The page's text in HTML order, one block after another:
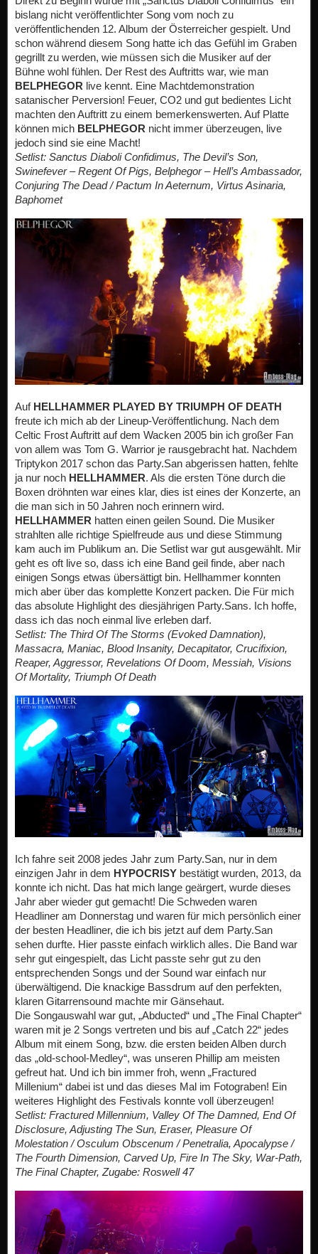
bislang nicht veröffentlichter Song vom noch zu
veröffentlichenden 12. Album der Österreicher gespielt. Und
schon während diesem Song hatte ich das Gefühl im Graben
gegrillt zu werden, wie müssen sich die Musiker auf der
Bühne wohl fühlen. Der Rest des Auftritts war, wie man
BELPHEGOR live kennt. Eine Machtdemonstration
satanischer Perversion! Feuer, CO2 und gut bedientes Licht
machten den Auftritt zu einem bemerkenswerten. Auf Platte
können mich BELPHEGOR nicht immer überzeugen, live
jedoch sind sie eine Macht!
Setlist: Sanctus Diaboli Confidimus, The Devil’s Son,
Swinefever – Regent Of Pigs, Belphegor – Hell’s Ambassador,
Conjuring The Dead / Pactum In Aeternum, Virtus Asinaria,
Baphomet
Auf HELLHAMMER PLAYED BY TRIUMPH OF DEATH
freute ich mich ab der Lineup-Veröffentlichung. Nach dem
Celtic Frost Auftritt auf dem Wacken 2005 bin ich großer Fan
von allem was Tom G. Warrior je rausgebracht hat. Nachdem
Triptykon 2017 schon das Party.San abgerissen hatten, fehlte
ja nur noch HELLHAMMER. Als die ersten Töne durch die
Boxen dröhnten war eines klar, dies ist eines der Konzerte, an
die man sich in 50 Jahren noch erinnern wird.
HELLHAMMER hatten einen geilen Sound. Die Musiker
strahlten alle richtige Spielfreude aus und diese Stimmung
kam auch im Publikum an. Die Setlist war gut ausgewählt. Mir
geht es oft live so, dass ich eine Band geil finde, aber nach
einigen Songs etwas übersättigt bin. Hellhammer konnten
mich aber über das komplette Konzert packen. Die Für mich
das absolute Highlight des diesjährigen Party.Sans. Ich hoffe,
dass ich das noch einmal live erleben darf.
Setlist: The Third Of The Storms (Evoked Damnation),
Massacra, Maniac, Blood Insanity, Decapitator, Crucifixion,
Reaper, Aggressor, Revelations Of Doom, Messiah, Visions
Of Mortality, Triumph Of Death
Ich fahre seit 2008 jedes Jahr zum Party.San, nur in dem
einzigen Jahr in dem HYPOCRISY bestätigt wurden, 2013, da
konnte ich nicht. Das hat mich lange geärgert, wurde dieses
Jahr aber wieder gut gemacht! Die Schweden waren
Headliner am Donnerstag und waren für mich persönlich einer
der besten Headliner, die ich bis jetzt auf dem Party.San
sehen durfte. Hier passte einfach wirklich alles. Die Band war
sehr gut eingespielt, das Licht passte sehr gut zu den
entsprechenden Songs und der Sound war einfach nur
überwältigend. Die knackige Bassdrum auf den perfekten,
klaren Gitarrensound machte mir Gänsehaut.
Die Songauswahl war gut, „Abducted“ und „The Final Chapter“
waren mit je 2 Songs vertreten und bis auf „Catch 22“ jedes
Album mit einem Song, bzw. die ersten beiden Alben durch
das „old-school-Medley“, was unseren Phillip am meisten
gefreut hat. Und ich bin immer froh, wenn „Fractured
Millenium“ dabei ist und das dieses Mal im Fotograben! Ein
weiteres Highlight des Festivals konnte voll überzeugen!
Setlist: Fractured Millennium, Valley Of The Damned, End Of
Disclosure, Adjusting The Sun, Eraser, Pleasure Of
Molestation / Osculum Obscenum / Penetralia, Apocalypse /
The Fourth Dimension, Carved Up, Fire In The Sky, War-Path,
The Final Chapter, Zugabe: Roswell 47